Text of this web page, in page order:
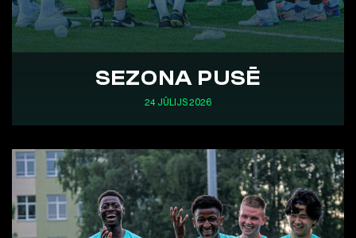
SEZONA PUSĒ
24 JŪLIJS 2026